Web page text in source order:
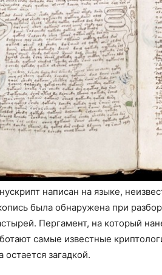
написан на языке,
была обнаружена при
Пергамент, на который
самые известные
загадкой.